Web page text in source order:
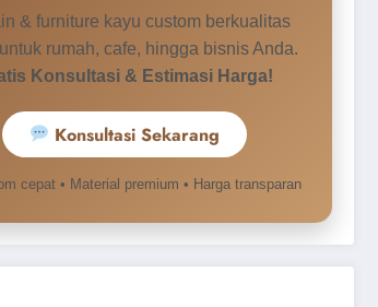
& furniture kayu custom berkualitas
rumah, cafe, hingga bisnis Anda.
Konsultasi & Estimasi Harga!
Konsultasi Sekarang
cepat • Material premium • Harga transparan